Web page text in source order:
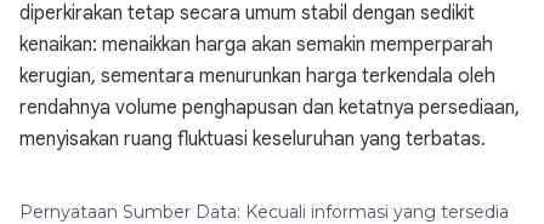
diperkirakan tetap secara umum stabil dengan sedikit
kenaikan: menaikkan harga akan semakin memperparah
kerugian, sementara menurunkan harga terkendala oleh
rendahnya volume penghapusan dan ketatnya persediaan,
menyisakan ruang fluktuasi keseluruhan yang terbatas.
Pernyataan Sumber Data: Kecuali informasi yang tersedia